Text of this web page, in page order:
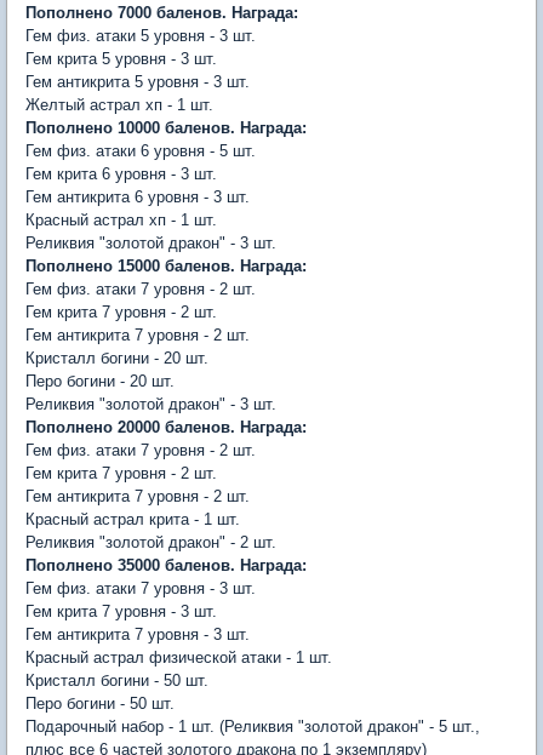
Пополнено 7000 баленов. Награда:
Гем физ. атаки 5 уровня - 3 шт.
Гем крита 5 уровня - 3 шт.
Гем антикрита 5 уровня - 3 шт.
Желтый астрал хп - 1 шт.
Пополнено 10000 баленов. Награда:
Гем физ. атаки 6 уровня - 5 шт.
Гем крита 6 уровня - 3 шт.
Гем антикрита 6 уровня - 3 шт.
Красный астрал хп - 1 шт.
Реликвия "золотой дракон" - 3 шт.
Пополнено 15000 баленов. Награда:
Гем физ. атаки 7 уровня - 2 шт.
Гем крита 7 уровня - 2 шт.
Гем антикрита 7 уровня - 2 шт.
Кристалл богини - 20 шт.
Перо богини - 20 шт.
Реликвия "золотой дракон" - 3 шт.
Пополнено 20000 баленов. Награда:
Гем физ. атаки 7 уровня - 2 шт.
Гем крита 7 уровня - 2 шт.
Гем антикрита 7 уровня - 2 шт.
Красный астрал крита - 1 шт.
Реликвия "золотой дракон" - 2 шт.
Пополнено 35000 баленов. Награда:
Гем физ. атаки 7 уровня - 3 шт.
Гем крита 7 уровня - 3 шт.
Гем антикрита 7 уровня - 3 шт.
Красный астрал физической атаки - 1 шт.
Кристалл богини - 50 шт.
Перо богини - 50 шт.
Подарочный набор - 1 шт. (Реликвия "золотой дракон" - 5 шт.,
плюс все 6 частей золотого дракона по 1 экземпляру)